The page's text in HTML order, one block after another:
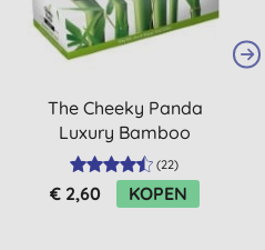
The Cheeky Panda
Luxury Bamboo
Tissues (80 tissues)
(22)
€ 2,60 KOPEN